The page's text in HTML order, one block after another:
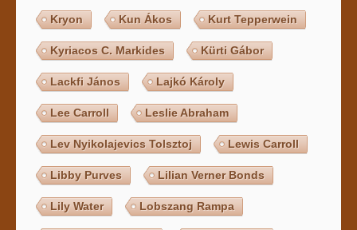
Kryon Kun Ákos Kurt Tepperwein
Kyriacos C. Markides Kürti Gábor
Lackfi János Lajkó Károly
Lee Carroll Leslie Abraham
Lev Nyikolajevics Tolsztoj Lewis Carroll
Libby Purves Lilian Verner Bonds
Lily Water Lobszang Rampa